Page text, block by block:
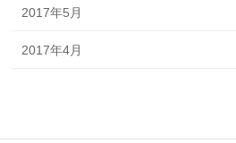
2017年5月
2017年4月